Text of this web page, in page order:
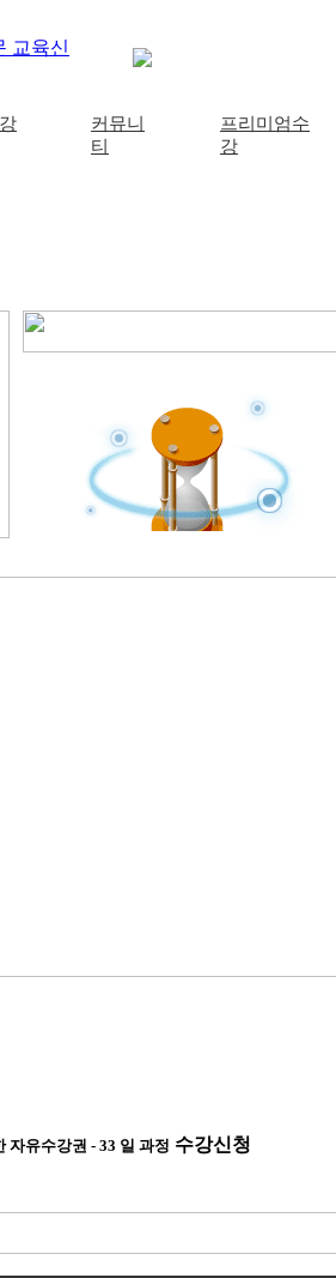
커뮤니
티
프리미엄수
강
자유수강권 - 33 일 과정 수강신청